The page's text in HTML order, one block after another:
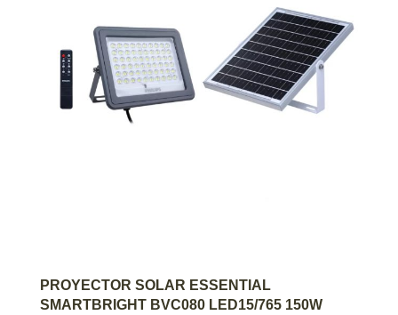
AGREGAR AL CARRITO
PROYECTOR SOLAR ESSENTIAL
SMARTBRIGHT BVC080 LED15/765 150W